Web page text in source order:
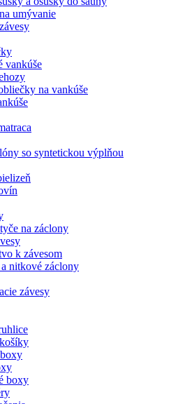
umývanie
vankúše
na vankúše
so syntetickou výplňou
na záclony
k závesom
nitkové záclony
závesy
boxy